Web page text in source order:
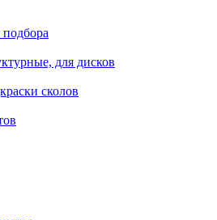
для дисков
сколов